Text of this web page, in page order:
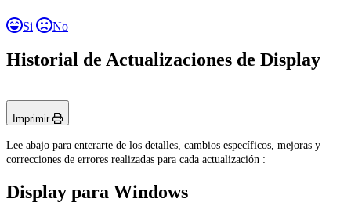
Si No
Historial de Actualizaciones de Display
Imprimir
Lee abajo para enterarte de los detalles, cambios específicos, mejoras y
correcciones de errores realizadas para cada actualización :
Display para Windows